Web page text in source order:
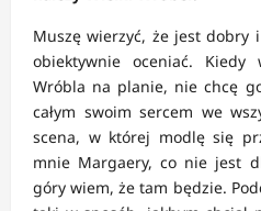
Muszę wierzyć, że jest
obiektywnie oceniać.
Wróbla na planie, nie chcę
całym swoim sercem we
scena, w której modlę się
mnie Margaery, co nie jest
góry wiem, że tam będzie.